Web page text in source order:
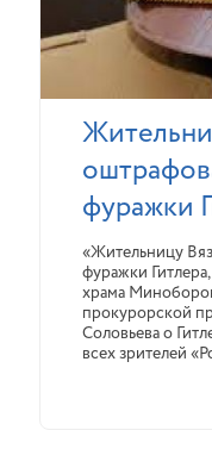
фуражки
«Жительницу
фуражки
храма
прокурорской
Соловьева о
всех зрителей